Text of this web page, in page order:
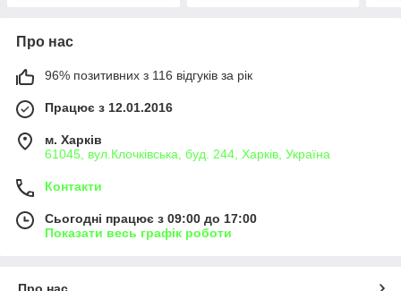
Про нас
96% позитивних з 116 відгуків за рік
Працює з 12.01.2016
м. Харків
61045, вул.Клочківська, буд. 244, Харків, Україна
Контакти
Сьогодні працює з 09:00 до 17:00
Показати весь графік роботи